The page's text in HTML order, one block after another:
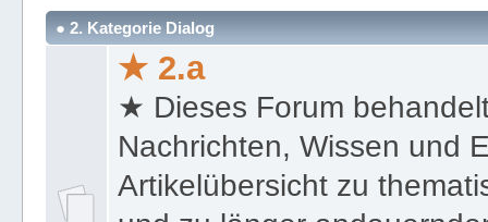
● 2. Kategorie Dialog
★ 2.a
★ Dieses Forum
Nachrichten, Wissen und
Artikelübersicht zu